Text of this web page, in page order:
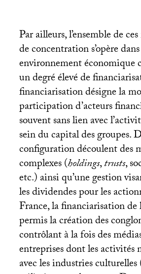
Par ailleurs, l’ensemble de
de concentration s’opère
environnement économique
un degré élevé de
financiarisation désigne la
participation d’acteurs
souvent sans lien avec
sein du capital des groupes.
configuration découlent des
complexes (holdings,trusts,
etc.) ainsi qu’une gestion
les dividendes pour les
France, la financiarisation de
permis la création des
contrôlant à la fois des
entreprises dont les activités
avec les industries culturelles